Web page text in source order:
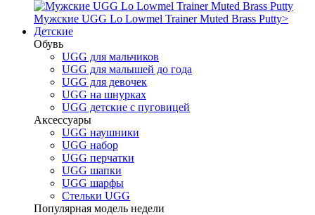
Мужские UGG Lo Lowmel Trainer Muted Brass Putty>
Детские
Обувь
UGG для мальчиков
UGG для малышей до года
UGG для девочек
UGG на шнурках
UGG детские с пуговицей
Аксессуары
UGG наушники
UGG набор
UGG перчатки
UGG шапки
UGG шарфы
Стельки UGG
Популярная модель недели